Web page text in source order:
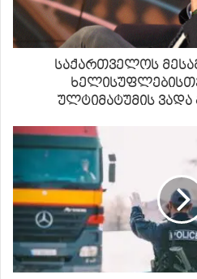
საქართველოს
ულტიმატუმის ვადა